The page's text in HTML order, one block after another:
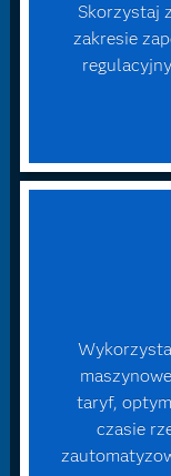
Skorzystaj
zakresie
taryf,
czasie